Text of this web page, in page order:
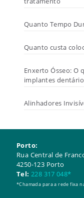
Quanto Tempo
Quanto custa
Enxerto Ósseo: O
implantes
Alinhadores
Porto:
Rua Central de
4250-123 Porto
Tel: 228 317 048*
*Chamada para a rede fixa